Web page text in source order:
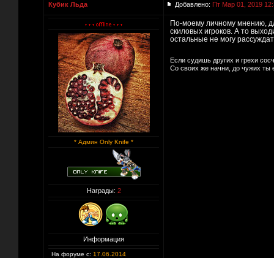
Кубик Льда Добавлено: Пт Мар 01, 2019
* Админ Only Knife *
Награды: 2
Информация
На форуме с: 17.06.2014
По-моему личному мнению,
скиловых игроков. А то
остальные не могу
Если судишь других и грехи
Со своих же начни, до чужих ты